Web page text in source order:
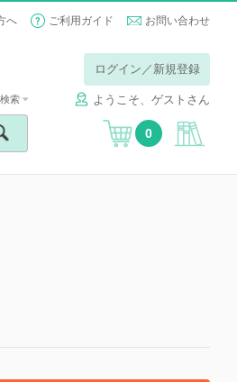
へ ご利用ガイド お問い合わせ
ログイン／新規登録
ようこそ、ゲストさん
索
0